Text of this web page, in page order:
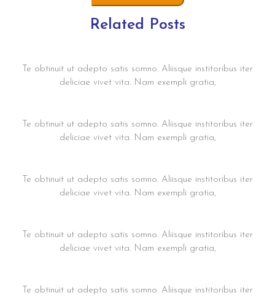
Related Posts
Te obtinuit ut adepto satis somno. Aliisque institoribus iter
deliciae vivet vita. Nam exempli gratia,
Te obtinuit ut adepto satis somno. Aliisque institoribus iter
deliciae vivet vita. Nam exempli gratia,
Te obtinuit ut adepto satis somno. Aliisque institoribus iter
deliciae vivet vita. Nam exempli gratia,
Te obtinuit ut adepto satis somno. Aliisque institoribus iter
deliciae vivet vita. Nam exempli gratia,
Te obtinuit ut adepto satis somno. Aliisque institoribus iter